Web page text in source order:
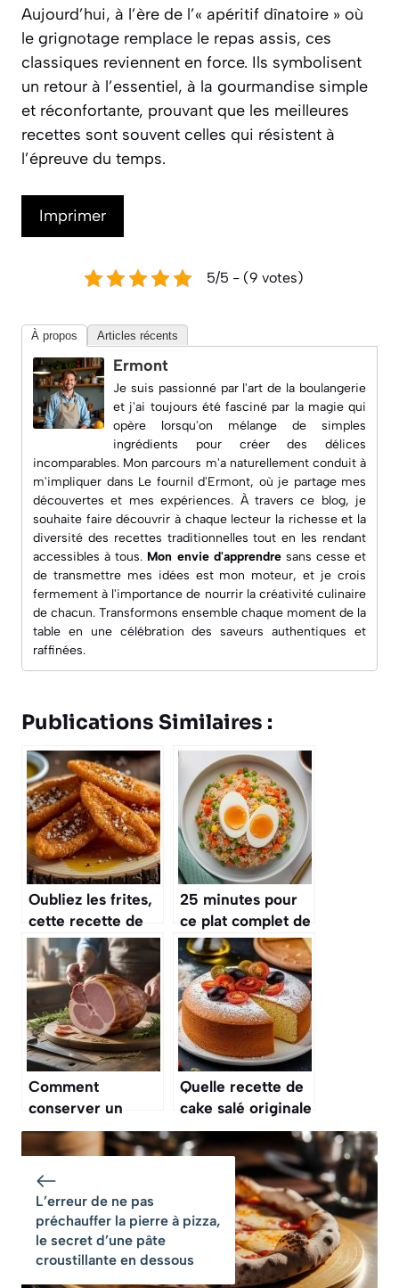
Aujourd’hui, à l’ère de l’« apéritif dînatoire » où
le grignotage remplace le repas assis, ces
classiques reviennent en force. Ils symbolisent
un retour à l’essentiel, à la gourmandise simple
et réconfortante, prouvant que les meilleures
recettes sont souvent celles qui résistent à
l’épreuve du temps.
Imprimer
5/5 - (9 votes)
À propos Articles récents
Ermont
Je suis passionné par l'art de la boulangerie
et j'ai toujours été fasciné par la magie qui
opère lorsqu'on mélange de simples
ingrédients pour créer des délices
incomparables. Mon parcours m'a naturellement conduit à
m'impliquer dans Le fournil d'Ermont, où je partage mes
découvertes et mes expériences. À travers ce blog, je
souhaite faire découvrir à chaque lecteur la richesse et la
diversité des recettes traditionnelles tout en les rendant
accessibles à tous. Mon envie d'apprendresans cesse et
de transmettre mes idées est mon moteur, et je crois
fermement à l'importance de nourrir la créativité culinaire
de chacun. Transformons ensemble chaque moment de la
table en une célébration des saveurs authentiques et
raffinées.
Publications Similaires :
Oubliez les frites,
cette recette de
« chips » de peau
de poulet est
l’apéritif le plus
croustillant du
monde
25 minutes pour
ce plat complet de
riz sauté au poulet
et aux légumes,
meilleur qu’au
restaurant
Comment
conserver un
jambon cru entier
sans os ?
Quelle recette de
cake salé originale
pour un apéritif ?
L’erreur de ne pas
préchauffer la pierre à pizza,
le secret d’une pâte
croustillante en dessous